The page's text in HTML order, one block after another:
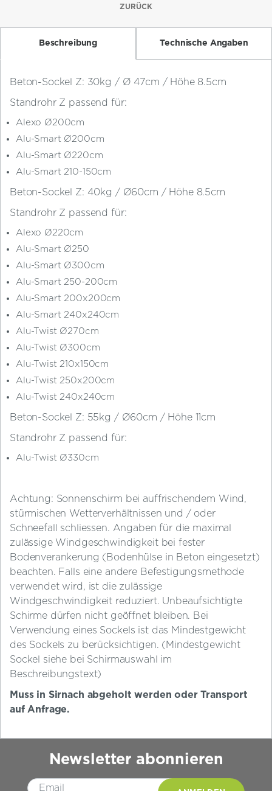
Ø
/
55kg
Menge
ZURÜCK
Beschreibung Technische Angaben
Beton-Sockel Z: 30kg / Ø 47cm / Höhe 8.5cm
Standrohr Z passend für:
Alexo Ø200cm
Alu-Smart Ø200cm
Alu-Smart Ø220cm
Alu-Smart 210-150cm
Beton-Sockel Z: 40kg / Ø60cm / Höhe 8.5cm
Standrohr Z passend für:
Alexo Ø220cm
Alu-Smart Ø250
Alu-Smart Ø300cm
Alu-Smart 250-200cm
Alu-Smart 200x200cm
Alu-Smart 240x240cm
Alu-Twist Ø270cm
Alu-Twist Ø300cm
Alu-Twist 210x150cm
Alu-Twist 250x200cm
Alu-Twist 240x240cm
Beton-Sockel Z: 55kg / Ø60cm / Höhe 11cm
Standrohr Z passend für:
Alu-Twist Ø330cm
Achtung: Sonnenschirm bei auffrischendem Wind,
stürmischen Wetterverhältnissen und / oder
Schneefall schliessen. Angaben für die maximal
zulässige Windgeschwindigkeit bei fester
Bodenverankerung (Bodenhülse in Beton eingesetzt)
beachten. Falls eine andere Befestigungsmethode
verwendet wird, ist die zulässige
Windgeschwindigkeit reduziert. Unbeaufsichtigte
Schirme dürfen nicht geöffnet bleiben. Bei
Verwendung eines Sockels ist das Mindestgewicht
des Sockels zu berücksichtigen. (Mindestgewicht
Sockel siehe bei Schirmauswahl im
Beschreibungstext)
Muss in Sirnach abgeholt werden oder Transport
auf Anfrage.
Newsletter abonnieren
Please leave this field empty.